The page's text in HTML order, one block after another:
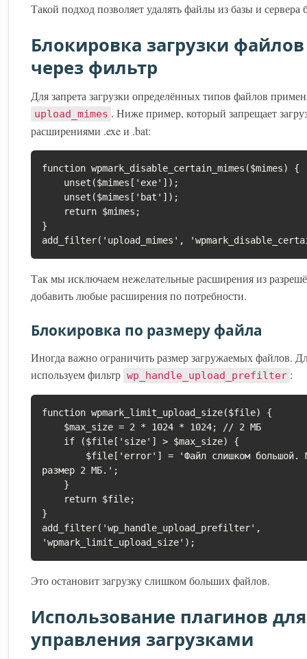
Такой подход позволяет удалять файлы из базы и сервера
Блокировка загрузки
через фильтр
Для запрета загрузки определённых типов файлов
upload_mimes . Ниже пример, который запрещает
расширениями .exe и .bat:
function wpmark_disable_certain_mimes($mimes) {
}
add_filter('upload_mimes',
Так мы исключаем нежелательные расширения из
добавить любые расширения по потребности.
Блокировка по размеру файла
Иногда важно ограничить размер загружаемых файлов.
используем фильтр wp_handle_upload_prefilter :
function wpmark_limit_upload_size($file) {
размер 2 МБ.';
}
add_filter('wp_handle_upload_prefilter',
'wpmark_limit_upload_size');
Это остановит загрузку слишком больших файлов.
Использование плагинов для
управления загрузками